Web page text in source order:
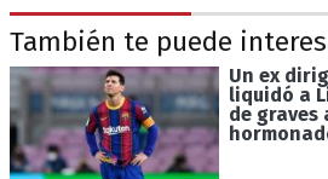
También te puede
Un ex
liquidó a
de graves